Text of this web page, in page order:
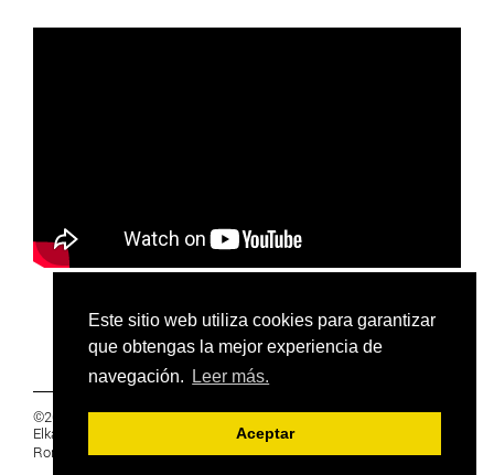
Este sitio web utiliza cookies para garantizar
que obtengas la mejor experiencia de
navegación.
Leer más.
Aceptar
©2019 Euskal Herriko Ikasleen Gurasoen
Elkartea -
Ronda 27, 1 Ezk, 48005 Bilbao, Bizkaia